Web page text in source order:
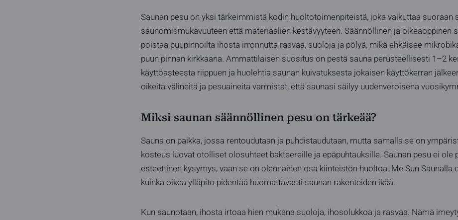
Saunan pesu on yksi tärkeimmistä kodin huoltotoimenpiteistä, joka vaikuttaa suoraan
saunomismukavuuteen että materiaalien kestävyyteen. Säännöllinen ja oikeaoppinen
poistaa puupinnoilta ihosta irronnutta rasvaa, suoloja ja pölyä, mikä ehkäisee
puun pinnan kirkkaana. Ammattilaisen suositus on pestä sauna perusteellisesti 1–2
käyttöasteesta riippuen ja huolehtia saunan kuivatuksesta jokaisen käyttökerran
oikeita välineitä ja pesuaineita varmistat, että saunasi säilyy uudenveroisena
Miksi saunan säännöllinen pesu on tärkeää?
Sauna on paikka, jossa rentoudutaan ja puhdistaudutaan, mutta samalla se on
kosteus luovat otolliset olosuhteet bakteereille ja epäpuhtauksille. Saunan pesu ei ole
esteettinen kysymys, vaan se on olennainen osa kiinteistön huoltoa. Me Sun Saunalla
kuinka oikea ylläpito pidentää huomattavasti saunan rakenteiden ikää.
Kun saunotaan, ihosta irtoaa hien mukana suoloja, ihosolukkoa ja rasvaa. Nämä